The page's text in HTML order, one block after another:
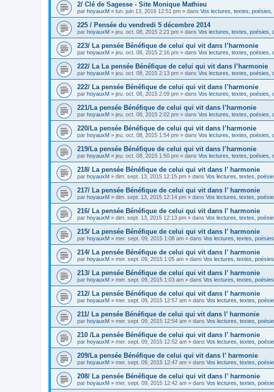
2/ Clé de Sagesse - Site Monique Mathieu
par hoyauxM » lun. juin 13, 2016 12:51 pm » dans Vos lectures, textes, poésies,
225 / Pensée du vendredi 5 décembre 2014
par hoyauxM » jeu. oct. 08, 2015 2:21 pm » dans Vos lectures, textes, poésies,
223/ La pensée Bénéfique de celui qui vit dans l’harmonie
par hoyauxM » jeu. oct. 08, 2015 2:16 pm » dans Vos lectures, textes, poésies,
222/ La La pensée Bénéfique de celui qui vit dans l’harmonie
par hoyauxM » jeu. oct. 08, 2015 2:13 pm » dans Vos lectures, textes, poésies,
222/ La pensée Bénéfique de celui qui vit dans l’harmonie
par hoyauxM » jeu. oct. 08, 2015 2:09 pm » dans Vos lectures, textes, poésies,
221/La pensée Bénéfique de celui qui vit dans l’harmonie
par hoyauxM » jeu. oct. 08, 2015 2:02 pm » dans Vos lectures, textes, poésies,
220/La pensée Bénéfique de celui qui vit dans l’harmonie
par hoyauxM » jeu. oct. 08, 2015 1:54 pm » dans Vos lectures, textes, poésies,
219/La pensée Bénéfique de celui qui vit dans l’harmonie
par hoyauxM » jeu. oct. 08, 2015 1:50 pm » dans Vos lectures, textes, poésies,
218/ La pensée Bénéfique de celui qui vit dans l’ harmonie
par hoyauxM » dim. sept. 13, 2015 12:15 pm » dans Vos lectures, textes,
217/ La pensée Bénéfique de celui qui vit dans l’ harmonie
par hoyauxM » dim. sept. 13, 2015 12:14 pm » dans Vos lectures, textes,
216/ La pensée Bénéfique de celui qui vit dans l’ harmonie
par hoyauxM » dim. sept. 13, 2015 12:13 pm » dans Vos lectures, textes,
215/ La pensée Bénéfique de celui qui vit dans l’ harmonie
par hoyauxM » mer. sept. 09, 2015 1:08 am » dans Vos lectures, textes,
214/ La pensée Bénéfique de celui qui vit dans l’ harmonie
par hoyauxM » mer. sept. 09, 2015 1:05 am » dans Vos lectures, textes,
213/ La pensée Bénéfique de celui qui vit dans l’ harmonie
par hoyauxM » mer. sept. 09, 2015 1:03 am » dans Vos lectures, textes,
212/ La pensée Bénéfique de celui qui vit dans l’ harmonie
par hoyauxM » mer. sept. 09, 2015 12:57 am » dans Vos lectures, textes,
211/ La pensée Bénéfique de celui qui vit dans l’ harmonie
par hoyauxM » mer. sept. 09, 2015 12:54 am » dans Vos lectures, textes,
210 /La pensée Bénéfique de celui qui vit dans l’ harmonie
par hoyauxM » mer. sept. 09, 2015 12:52 am » dans Vos lectures, textes,
209/La pensée Bénéfique de celui qui vit dans l’ harmonie
par hoyauxM » mer. sept. 09, 2015 12:47 am » dans Vos lectures, textes,
208/ La pensée Bénéfique de celui qui vit dans l’ harmonie
par hoyauxM » mer. sept. 09, 2015 12:42 am » dans Vos lectures, textes,